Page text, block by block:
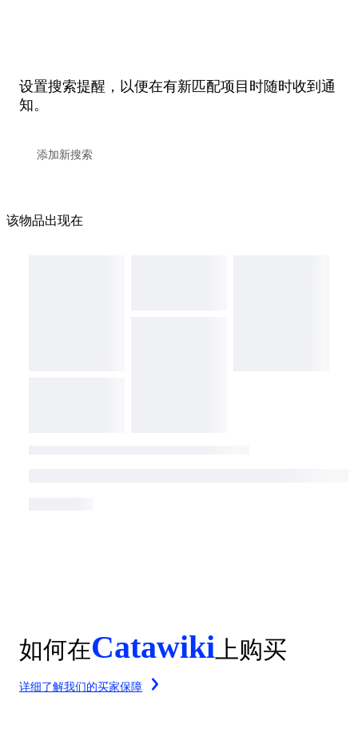
设置搜索提醒，以便在有新匹配项目时随时收到通
知。
该物品出现在
如何在Catawiki 上购买
详细了解我们的买家保障